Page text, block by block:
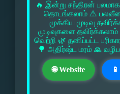
🔥 இன்று சந்திரன்
தொடங்கலாம் ⚠
முக்கிய முடிவு
முடிவுகளை
வெற்றி 🌿 தனிப்பட்ட
🌳 அதிர்ஷ்ட மரம் 🙏
🌐 Website